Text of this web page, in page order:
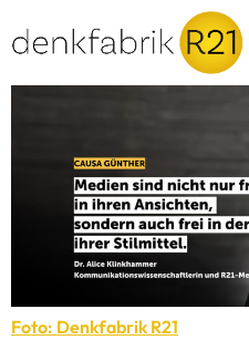
Foto: Denkfabrik R21